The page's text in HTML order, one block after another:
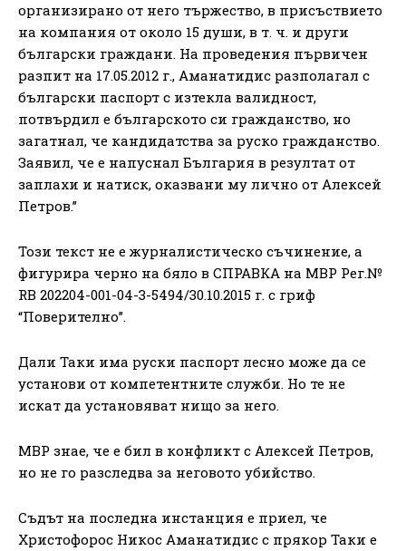
организирано от него тържество, в присъствието
на компания от около 15 души, в т. ч. и други
български граждани. На проведения първичен
разпит на 17.05.2012 г., Аманатидис разполагал с
български паспорт с изтекла валидност,
потвърдил е българското си гражданство, но
загатнал, че кандидатства за руско гражданство.
Заявил, че е напуснал България в резултат от
заплахи и натиск, оказвани му лично от Алексей
Петров.”
Този текст не е журналистическо съчинение, а
фигурира черно на бяло в СПРАВКА на МВР Рег.№
RB 202204-001-04-3-5494/30.10.2015 г. с гриф
“Поверително”.
Дали Таки има руски паспорт лесно може да се
установи от компетентните служби. Но те не
искат да установяват нищо за него.
МВР знае, че е бил в конфликт с Алексей Петров,
но не го разследва за неговото убийство.
Съдът на последна инстанция е приел, че
Христофорос Никос Аманатидис с прякор Таки е